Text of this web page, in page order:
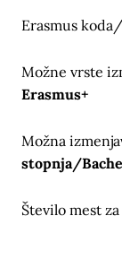
Erasmus
Možne vrste
Erasmus+
Možna
stopnja/
Število mest